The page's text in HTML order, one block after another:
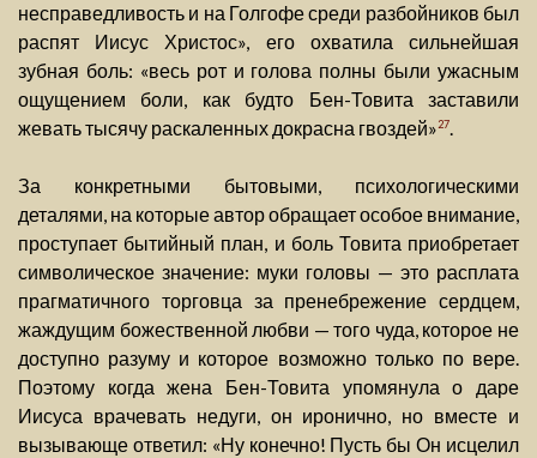
несправедливость и на Голгофе среди разбойников был
распят Иисус Христос», его охватила сильнейшая
зубная боль: «весь рот и голова полны были ужасным
ощущением боли, как будто Бен-Товита заставили
жевать тысячу раскаленных докрасна гвоздей»27.
За конкретными бытовыми, психологическими
деталями, на которые автор обращает особое внимание,
проступает бытийный план, и боль Товита приобретает
символическое значение: муки головы — это расплата
прагматичного торговца за пренебрежение сердцем,
жаждущим божественной любви — того чуда, которое не
доступно разуму и которое возможно только по вере.
Поэтому когда жена Бен-Товита упомянула о даре
Иисуса врачевать недуги, он иронично, но вместе и
вызывающе ответил: «Ну конечно! Пусть бы Он исцелил